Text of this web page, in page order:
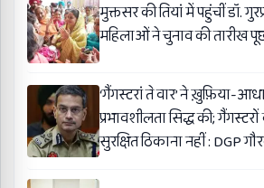
मुक्तसर की तियां में पहुंचीं डॉ.
महिलाओं ने चुनाव की तारीख
‘गैंगस्टरां ते वार’ ने ख़ुफ़िया-
प्रभावशीलता सिद्ध की;
सुरक्षित ठिकाना नहीं : DGP